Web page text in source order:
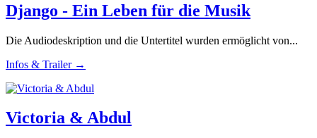
Django - Ein Leben für die Musik
Die Audiodeskription und die Untertitel wurden ermöglicht von...
Infos & Trailer →
Victoria & Abdul